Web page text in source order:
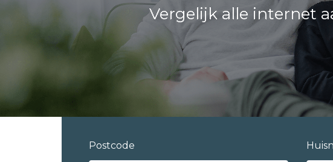
Vergelijk alle internet
Postcode